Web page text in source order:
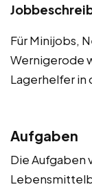
Für Minijobs,
Wernigerode
Lagerhelfer
Aufgaben
Die Aufgaben